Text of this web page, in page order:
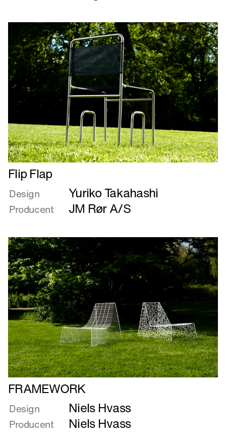
Læs
mere
om
Flip
Flap
Flip Flap
Design Yuriko Takahashi
Producent JM Rør A/S
Læs
mere
om
FRAMEWORK
FRAMEWORK
Design Niels Hvass
Producent Niels Hvass